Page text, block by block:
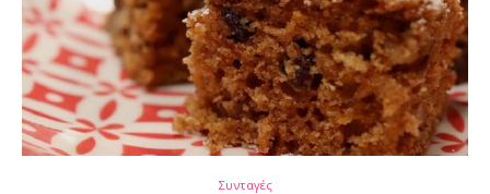
Συνταγές